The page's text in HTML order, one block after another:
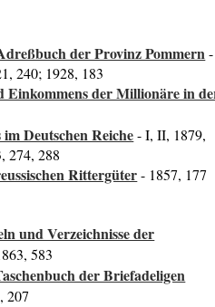
der Provinz Pommern-
240; 1928, 183
Einkommens der Millionäre in
Deutschen Reiche- I, II, 1879,
274, 288
Rittergüter- 1857, 177
und Verzeichnisse der
583
der Briefadeligen
207